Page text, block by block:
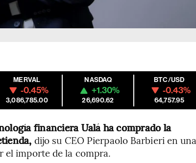
MERVAL
-0.45%
3,086,785.00
NASDAQ
+1.30%
26,690.62
BTC/USD
-0.43%
64,757.95
financiera Ualá ha comprado la
dijo su CEO Pierpaolo Barbieri en una
el importe de la compra.